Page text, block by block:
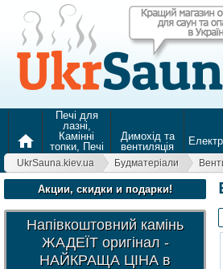
home
Печі для
лазні,
Камінні
топки, Печі
для
опалення
Димохід та
вентиляція
UkrSauna.kiev.ua Будматеріали
Акции, скидки и подарки!
Напівкоштовний камінь
ЖАДЕЇТ оригінал -
НАЙКРАЩА ЦІНА в